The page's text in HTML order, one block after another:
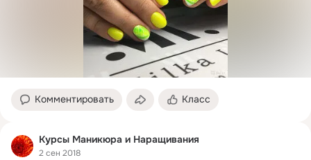
Комментировать Класс
Курсы Маникюра и Наращивания
2 сен 2018